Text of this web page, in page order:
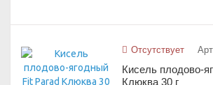
Отсутствует
Кисель плодово-
Клюква 30 г